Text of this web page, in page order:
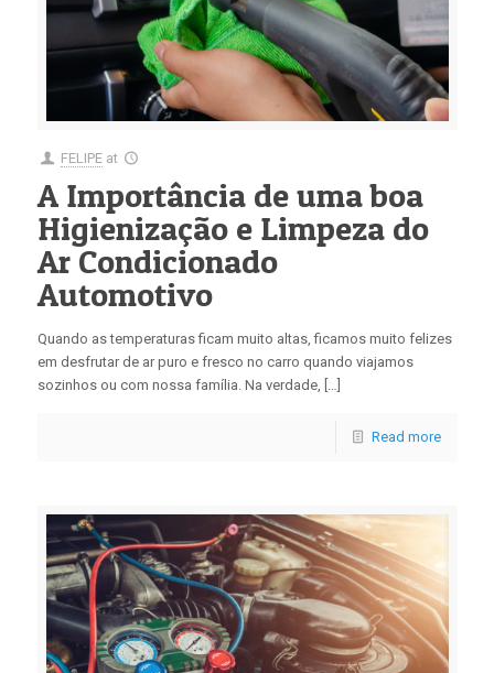
FELIPE at
A Importância de uma boa
Higienização e Limpeza do
Ar Condicionado
Automotivo
Quando as temperaturas ficam muito altas, ficamos muito felizes
em desfrutar de ar puro e fresco no carro quando viajamos
sozinhos ou com nossa família. Na verdade, […]
Read more